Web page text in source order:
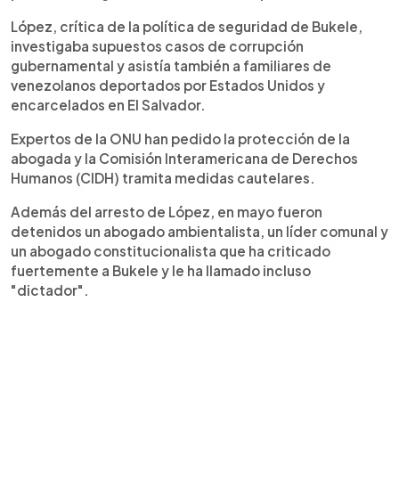
López, crítica de la política de seguridad de Bukele,
investigaba supuestos casos de corrupción
gubernamental y asistía también a familiares de
venezolanos deportados por Estados Unidos y
encarcelados en El Salvador.
Expertos de la ONU han pedido la protección de la
abogada y la Comisión Interamericana de Derechos
Humanos (CIDH) tramita medidas cautelares.
Además del arresto de López, en mayo fueron
detenidos un abogado ambientalista, un líder comunal y
un abogado constitucionalista que ha criticado
fuertemente a Bukele y le ha llamado incluso
"dictador".